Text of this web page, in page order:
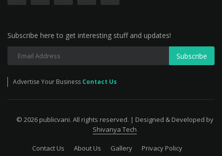
Subscribe here to get interesting stuff and updates!
Subscribe
Advertise Your Business Contact Us
© 2026 publicvani. All rights reserved. | Designed & Developed by
Shivanya Tech
Contact Us About Us Gallery Privacy Policy